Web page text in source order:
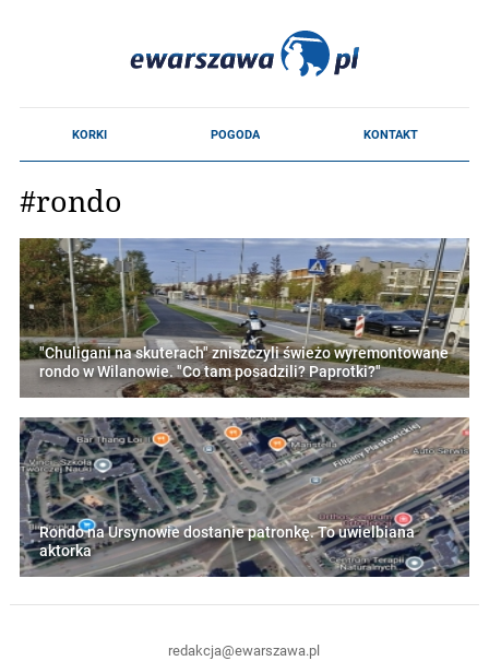
#rondo
"Chuligani na skuterach" zniszczyli świeżo wyremontowane
rondo w Wilanowie. "Co tam posadzili? Paprotki?"
Rondo na Ursynowie dostanie patronkę. To uwielbiana
aktorka
redakcja@ewarszawa.pl